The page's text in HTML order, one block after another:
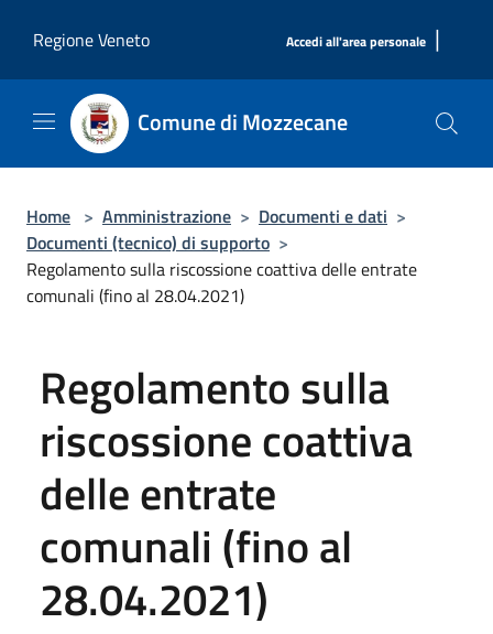
Regione Veneto
Accedi all'area personale |
Comune di Mozzecane
Home > Amministrazione > Documenti e dati >
Documenti (tecnico) di supporto >
Regolamento sulla riscossione coattiva delle entrate
comunali (fino al 28.04.2021)
Regolamento sulla
riscossione coattiva
delle entrate
comunali (fino al
28.04.2021)